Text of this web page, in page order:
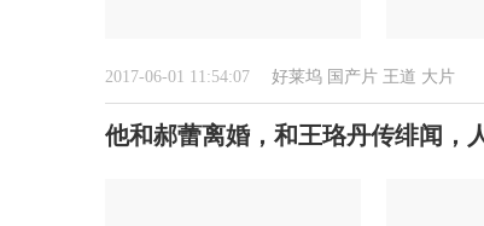
2017-06-01 11:54:07 好莱坞 国产片 王道 大片
他和郝蕾离婚，和王珞丹传绯闻，